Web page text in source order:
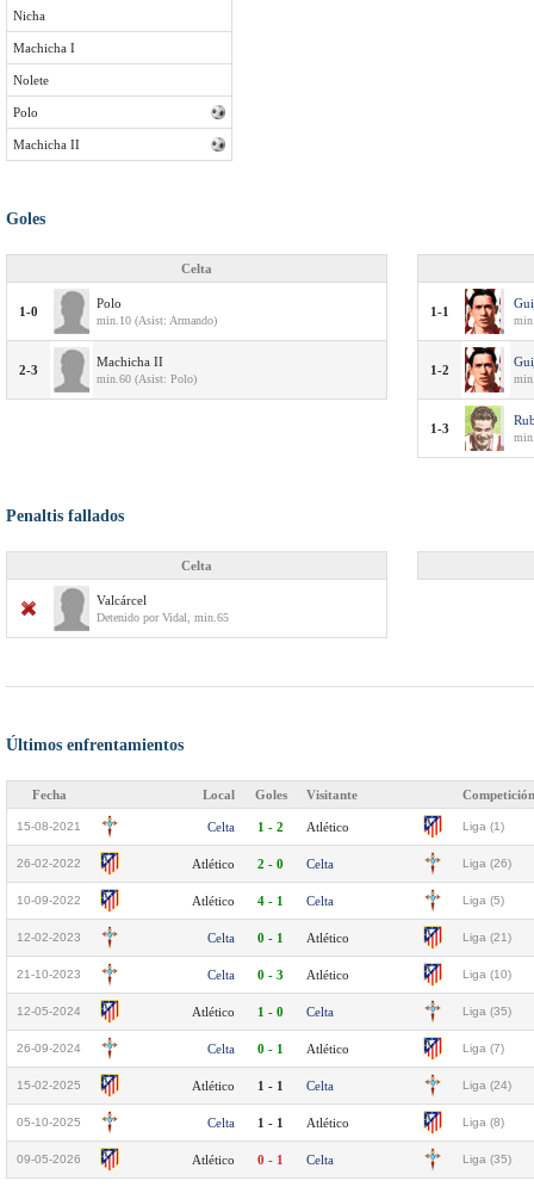
Nicha
Machicha I
Nolete
Polo
Machicha II
Goles
Celta
1-0
Polo
min.10 (Asist: Armando)
2-3
Machicha II
min.60 (Asist: Polo)
1-1
1-2
1-3
Penaltis fallados
Celta
Valcárcel
Detenido por Vidal, min.65
Últimos enfrentamientos
Fecha Local Goles Visitante Competición
15-08-2021 Celta 1 - 2 Atlético Liga (1)
26-02-2022 Atlético 2 - 0 Celta Liga (26)
10-09-2022 Atlético 4 - 1 Celta Liga (5)
12-02-2023 Celta 0 - 1 Atlético Liga (21)
21-10-2023 Celta 0 - 3 Atlético Liga (10)
12-05-2024 Atlético 1 - 0 Celta Liga (35)
26-09-2024 Celta 0 - 1 Atlético Liga (7)
15-02-2025 Atlético 1 - 1 Celta Liga (24)
05-10-2025 Celta 1 - 1 Atlético Liga (8)
09-05-2026 Atlético 0 - 1 Celta Liga (35)